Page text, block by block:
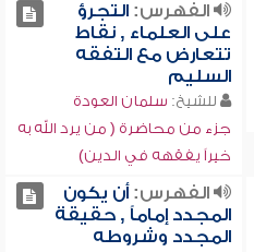
الفهرس:التجرؤ
على العلماء , نقاط
تتعارض مع التفقه
السليم
للشيخ: سلمان العودة
جزء من محاضرة ( من يرد الله به
خيراً يفقهه في الدين)
الفهرس:أن يكون
المجدد إماماً , حقيقة
المجدد وشروطه